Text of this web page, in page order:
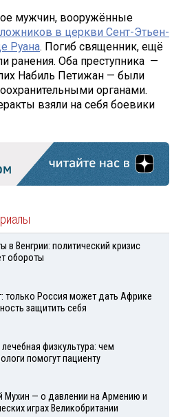
мужчин, вооружённые
в церкви Сент-Этьен-
Руана. Погиб священник, ещё
ранения. Оба преступника —
Набиль Петижан — были
органами.
взяли на себя боевики
в Венгрии: политический кризис
обороты
только Россия может дать Африке
защитить себя
физкультура: чем
помогут пациенту
Мухин — о давлении на Армению и
играх Великобритании